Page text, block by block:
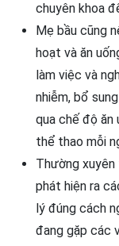
chuyên khoa
Mẹ bầu cũng
hoạt và ăn
làm việc và
nhiễm, bổ
qua chế độ ăn
thể thao mỗi
Thường
phát hiện ra
lý đúng cách
đang gặp các